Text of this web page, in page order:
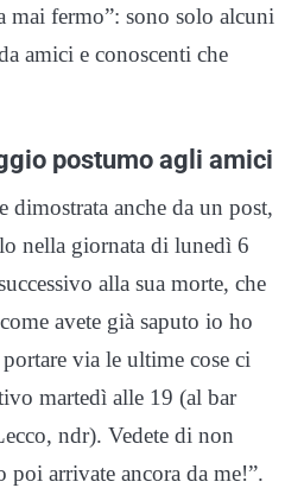
mai fermo”: sono solo alcuni
amici e conoscenti che
postumo agli amici
dimostrata anche da un post,
nella giornata di lunedì 6
alla sua morte, che
avete già saputo io ho
via le ultime cose ci
martedì alle 19 (al bar
ndr). Vedete di non
poi arrivate ancora da me!”.